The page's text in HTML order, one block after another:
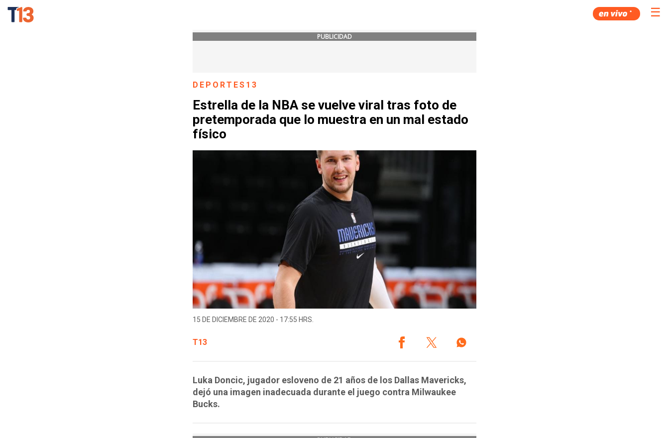
☰
PUBLICIDAD
DEPORTES13
Estrella de la NBA se vuelve viral tras foto de
pretemporada que lo muestra en un mal estado
físico
15 DE DICIEMBRE DE 2020 - 17:55 HRS.
T13
Luka Doncic, jugador esloveno de 21 años de los Dallas Mavericks,
dejó una imagen inadecuada durante el juego contra Milwaukee
Bucks.